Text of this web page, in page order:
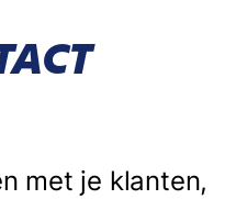
met je klanten,